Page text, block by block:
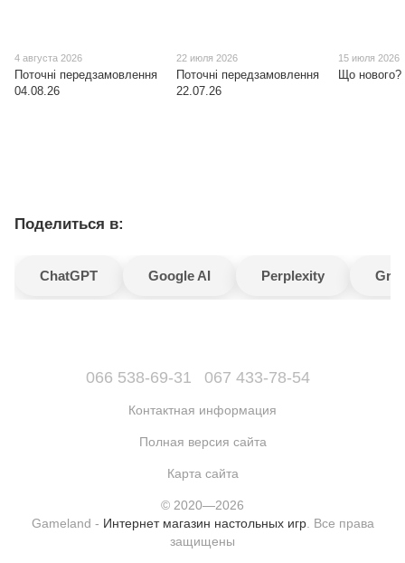
4 августа 2026
Поточні передзамовлення
04.08.26
22 июля 2026
Поточні передзамовлення
22.07.26
15 июля 2026
Що нового?
Поделиться в:
ChatGPT Google AI Perplexity
066 538-69-31 067 433-78-54
Контактная информация
Полная версия сайта
Карта сайта
© 2020—2026
Gameland - Интернет магазин настольных игр. Все права
защищены